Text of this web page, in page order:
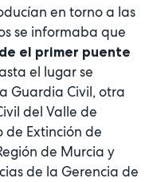
en torno a las
se informaba que
el primer puente
el lugar se
Guardia Civil, otra
del Valle de
de Extinción de
de Murcia y
de la Gerencia de